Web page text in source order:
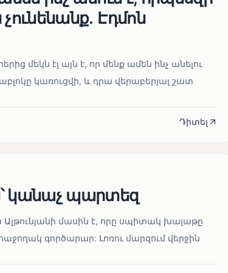
Էդմոն
մեկն էլ այն է, որ մենք ամեն ինչ անելու
կառուցվի, և դրա վերաբերյալ շատ
Դիտել
կանաչ պարտեզ
Ալթունյանի մասին է, որը սպիտակ խալաթը
գործարար: Լոռու մարզում վերջին